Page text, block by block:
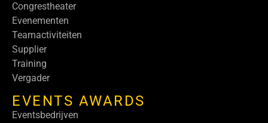
Congrestheater
Evenementen
Teamactiviteiten
Supplier
Training
Vergader
EVENTS AWARDS
Eventsbedrijven